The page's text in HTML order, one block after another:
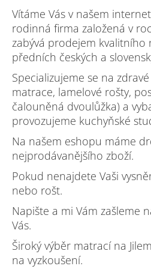
Vítáme Vás v našem
rodinná firma založená v
zabývá prodejem kvalitního
předních českých a
Specializujeme se na
matrace, lamelové rošty,
čalouněná dvoulůžka) a
provozujeme kuchyňské
Na našem eshopu máme
nejprodávanějšího zboží.
Pokud nenajdete Vaši
nebo rošt.
Napište a mi Vám zašleme
Vás.
Široký výběr matrací na
na vyzkoušení.